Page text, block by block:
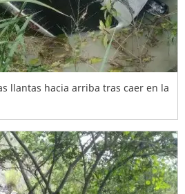
llantas hacia arriba tras caer en la